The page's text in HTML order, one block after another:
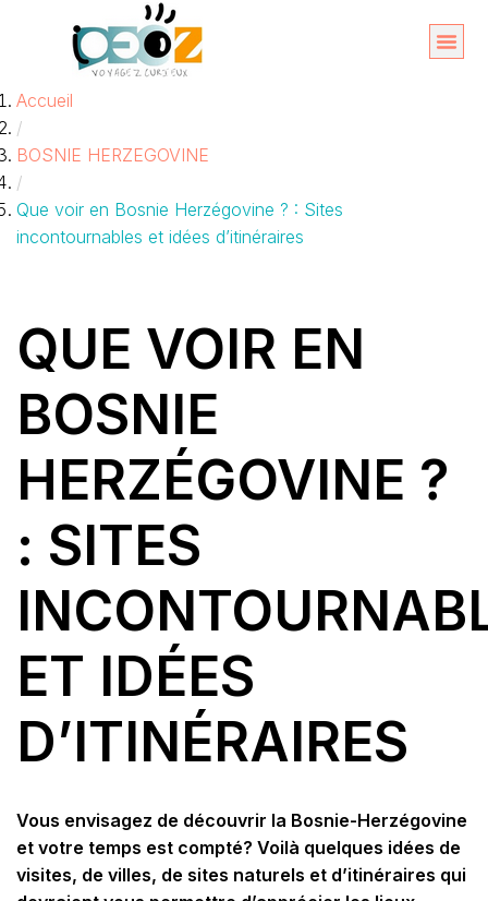
contenu
Accueil
/
BOSNIE HERZEGOVINE
/
Que voir en Bosnie Herzégovine ? : Sites
incontournables et idées d’itinéraires
QUE VOIR EN
BOSNIE
HERZÉGOVINE ?
: SITES
ET IDÉES
D’ITINÉRAIRES
Vous envisagez de découvrir la Bosnie-Herzégovine
et votre temps est compté? Voilà quelques idées de
visites, de villes, de sites naturels et d’itinéraires qui